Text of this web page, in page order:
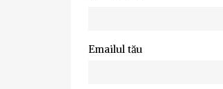
Emailul tău